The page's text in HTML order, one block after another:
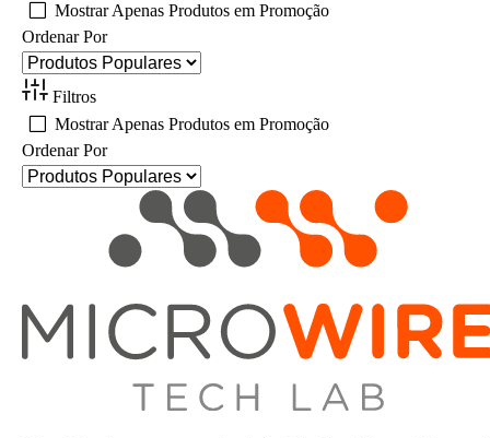
Mostrar Apenas Produtos em Promoção
Ordenar Por
Filtros
Mostrar Apenas Produtos em Promoção
Ordenar Por